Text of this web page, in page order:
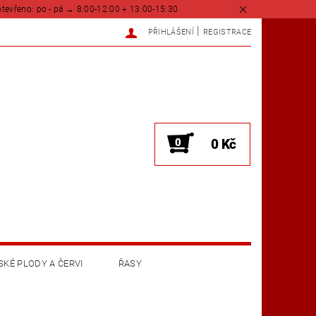
po - pá → 8:00-12:00 + 13:00-15:30
PŘIHLÁŠENÍ REGISTRACE
0 0 Kč
PLODY A ČERVI ŘASY